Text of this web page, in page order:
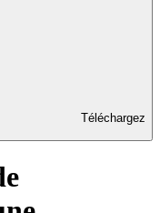
Téléchargez